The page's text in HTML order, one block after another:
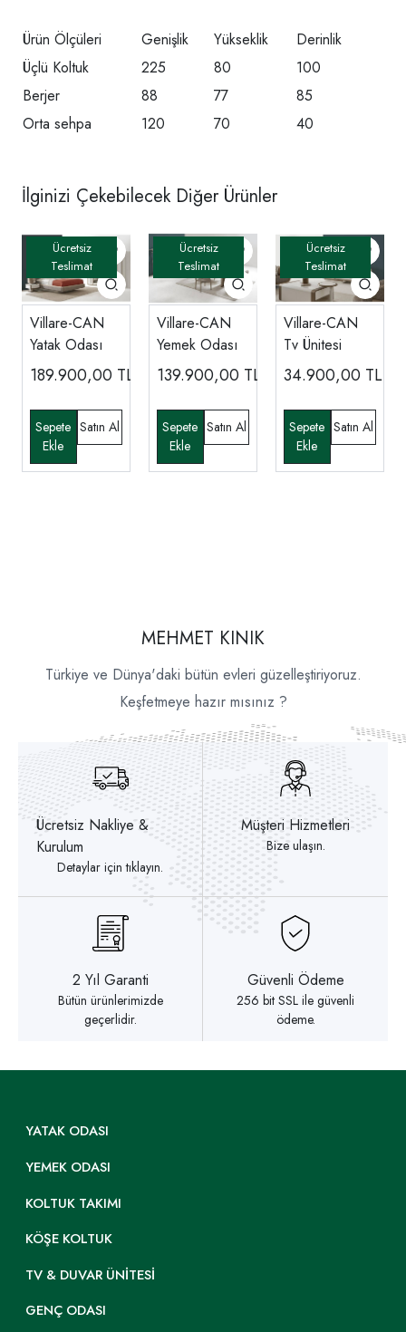
Ürün Ölçüleri Genişlik Yükseklik
Derinlik
Üçlü Koltuk
225 80
100
Berjer
88 77
85
Orta sehpa
120 70 40
İlginizi Çekebilecek Diğer Ürünler
Villare-CAN
Yatak Odası
189.900,00 TL
Villare-CAN
Yemek Odası
139.900,00 TL
Villare-CAN
Tv Ünitesi
34.900,00 TL
MEHMET KINIK
Türkiye ve Dünya'daki bütün evleri güzelleştiriyoruz.
Keşfetmeye hazır mısınız ?
Ücretsiz Nakliye &
Kurulum
Detaylar için tıklayın.
Müşteri Hizmetleri
Bize ulaşın.
2 Yıl Garanti
Bütün ürünlerimizde
geçerlidir.
Güvenli Ödeme
256 bit SSL ile güvenli
ödeme.
YATAK ODASI
YEMEK ODASI
KOLTUK TAKIMI
KÖŞE KOLTUK
TV & DUVAR ÜNITESI
GENÇ ODASI